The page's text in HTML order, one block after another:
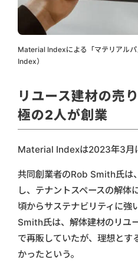
Material Indexによる「マテリアル
Index）
リユース建材の売
極の2人が創業
Material Indexは2023年3月
共同創業者のRob Smith氏は
し、テナントスペースの解体
頃からサステナビリティに強
Smith氏は、解体建材のリユ
で再販していたが、理想とす
かったという。